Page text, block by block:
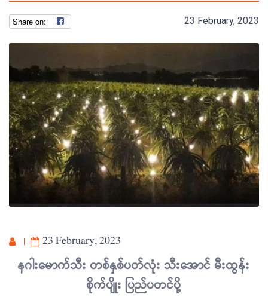
23 February, 2023
23 February, 2023
နဂါးမောက်သီး တစ်နှစ်ပတ်လုံး သီးအောင် မီးထွန်း
စိုက်ပျိုး ပြည်ပတင်ပို့